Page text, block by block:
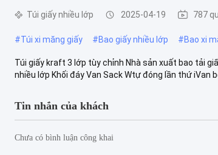
Túi giấy nhiều lớp 2025-04-19 787
#Túi xi măng giấy #Bao giấy nhiều lớp #Bao xi
Túi giấy kraft 3 lớp tùy chỉnh Nhà sản xuất bao tải
nhiều lớp Khối đáy Van Sack Wtự đóng lần thứ iVan
Tin nhắn của khách
Chưa có bình luận công khai